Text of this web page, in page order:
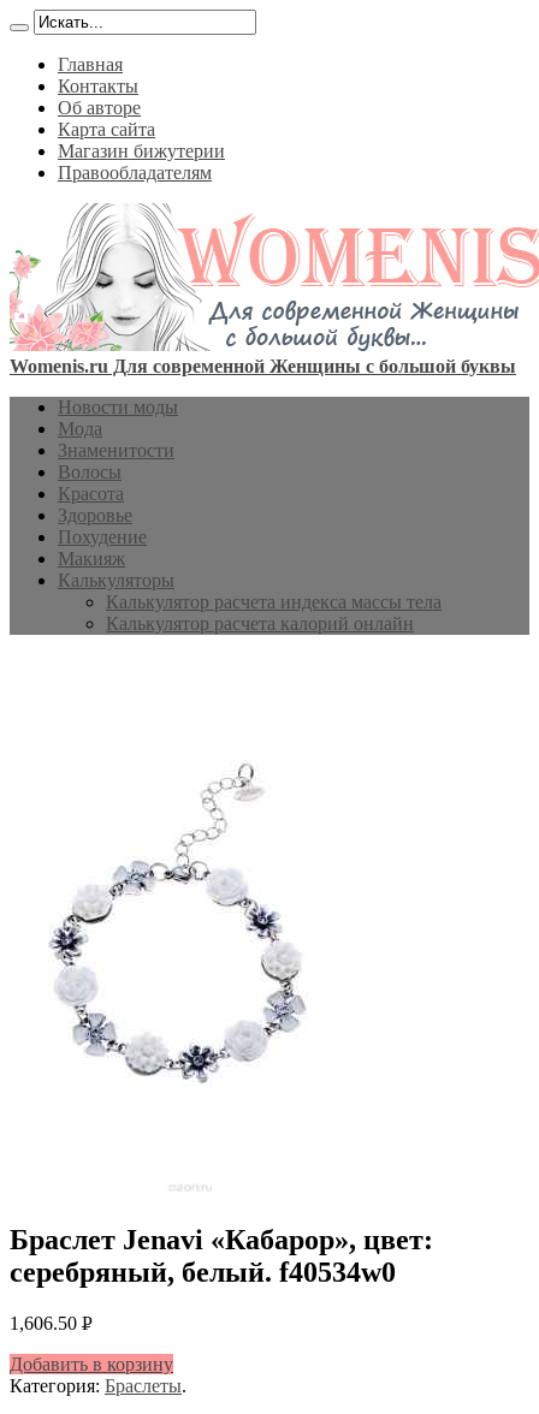
Главная
Контакты
Об авторе
Карта сайта
Магазин бижутерии
Правообладателям
Womenis.ru Для современной Женщины с большой буквы
Новости моды
Мода
Знаменитости
Волосы
Красота
Здоровье
Похудение
Макияж
Калькуляторы
Калькулятор расчета индекса массы тела
Калькулятор расчета калорий онлайн
Браслет Jenavi «Кабарор», цвет:
серебряный, белый. f40534w0
1,606.50 Р
Добавить в корзину
Категория: Браслеты.